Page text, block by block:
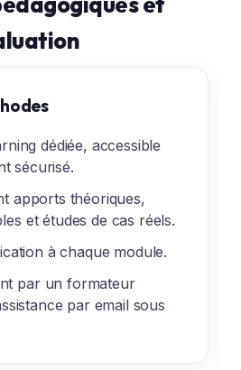
dédiée, accessible
sécurisé.
apports théoriques,
et études de cas réels.
à chaque module.
par un formateur
par email sous